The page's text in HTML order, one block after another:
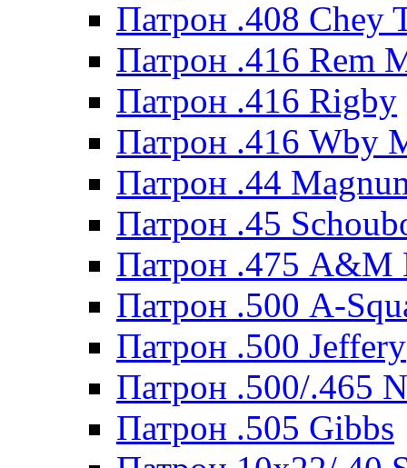
Патрон .408 Chey
Патрон .416 Rem
Патрон .416 Rigby
Патрон .416 Wby
Патрон .44
Патрон .45
Патрон .475 A&M
Патрон .500 A-
Патрон .500 Jeffery
Патрон .500/.465
Патрон .505 Gibbs